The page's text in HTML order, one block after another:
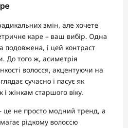
змін, але хочете
каре – ваш вибір. Одна
подовжена, і цей контраст
До того ж, асиметрія
волосся, акцентуючи на
сучасно і пасує як
жінкам старшого віку.
це не просто модний тренд, а
рідкому волоссю